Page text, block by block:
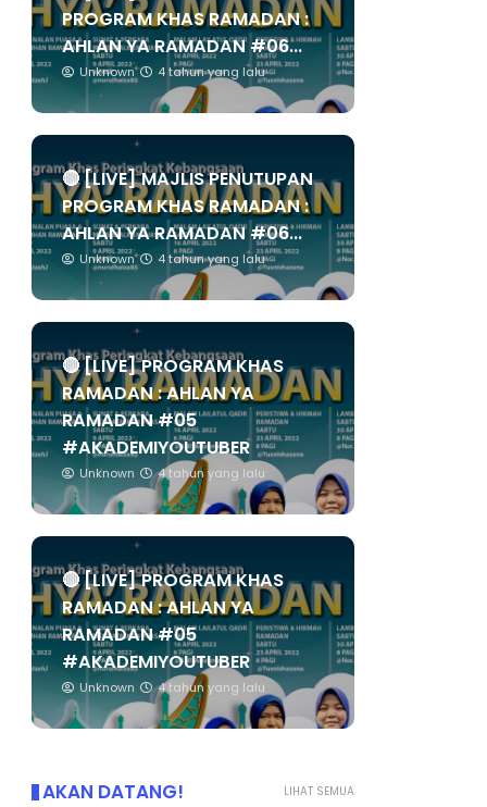
PROGRAM KHAS RAMADAN :
AHLAN YA RAMADAN #06...
Unknown 4 tahun yang lalu
🔴 [LIVE] MAJLIS PENUTUPAN
PROGRAM KHAS RAMADAN :
AHLAN YA RAMADAN #06...
Unknown 4 tahun yang lalu
🔴 [LIVE] PROGRAM KHAS
RAMADAN : AHLAN YA
RAMADAN #05
#AKADEMIYOUTUBER
Unknown 4 tahun yang lalu
🔴 [LIVE] PROGRAM KHAS
RAMADAN : AHLAN YA
RAMADAN #05
#AKADEMIYOUTUBER
Unknown 4 tahun yang lalu
LIHAT SEMUA
AKAN DATANG!